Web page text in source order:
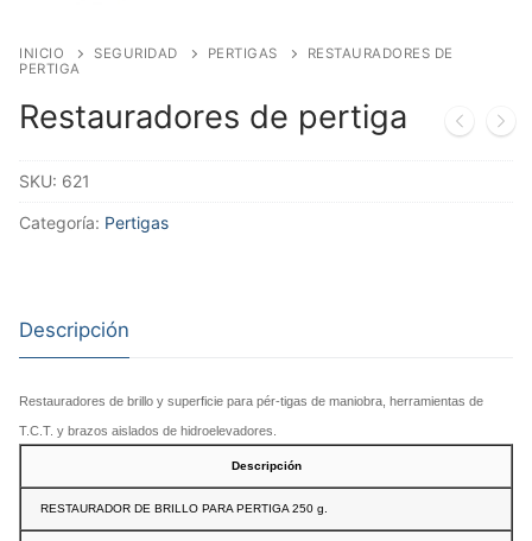
INICIO SEGURIDAD PERTIGAS
RESTAURADORES DE
PERTIGA
Restauradores de pertiga
SKU: 621
Categoría: Pertigas
Descripción
Restauradores de brillo y superficie para pér-tigas de maniobra, herramientas de
T.C.T. y brazos aislados de hidroelevadores.
Descripción
RESTAURADOR DE BRILLO PARA PERTIGA 250 g.